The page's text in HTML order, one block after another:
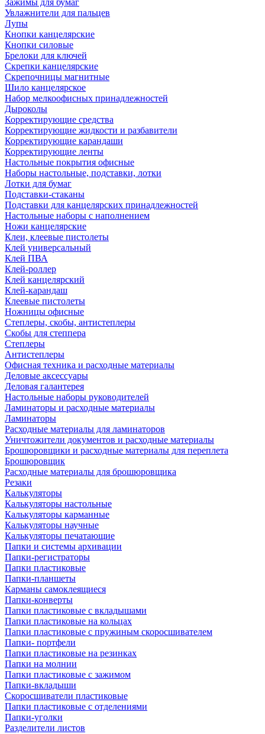
Зажимы для бумаг
Увлажнители для пальцев
Лупы
Кнопки канцелярские
Кнопки силовые
Брелоки для ключей
Скрепки канцелярские
Скрепочницы магнитные
Шило канцелярское
Набор мелкоофисных принадлежностей
Дыроколы
Корректирующие средства
Корректирующие жидкости и разбавители
Корректирующие карандаши
Корректирующие ленты
Настольные покрытия офисные
Наборы настольные, подставки, лотки
Лотки для бумаг
Подставки-стаканы
Подставки для канцелярских принадлежностей
Настольные наборы с наполнением
Ножи канцелярские
Клеи, клеевые пистолеты
Клей универсальный
Клей ПВА
Клей-роллер
Клей канцелярский
Клей-карандаш
Клеевые пистолеты
Ножницы офисные
Степлеры, скобы, антистеплеры
Скобы для степпера
Степлеры
Антистеплеры
Офисная техника и расходные материалы
Деловые аксессуары
Деловая галантерея
Настольные наборы руководителей
Ламинаторы и расходные материалы
Ламинаторы
Расходные материалы для ламинаторов
Уничтожители документов и расходные материалы
Брошюровщики и расходные материалы для переплета
Брошюровщик
Расходные материалы для брошюровщика
Резаки
Калькуляторы
Калькуляторы настольные
Калькуляторы карманные
Калькуляторы научные
Калькуляторы печатающие
Папки и системы архивации
Папки-регистраторы
Папки пластиковые
Папки-планшеты
Карманы самоклеящиеся
Папки-конверты
Папки пластиковые с вкладышами
Папки пластиковые на кольцах
Папки пластиковые с пружиным скоросшивателем
Папки- портфели
Папки пластиковые на резинках
Папки на молнии
Папки пластиковые с зажимом
Папки-вкладыши
Скоросшиватели пластиковые
Папки пластиковые с отделениями
Папки-уголки
Разделители листов